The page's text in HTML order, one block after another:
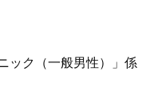
ック（一般男性）」係